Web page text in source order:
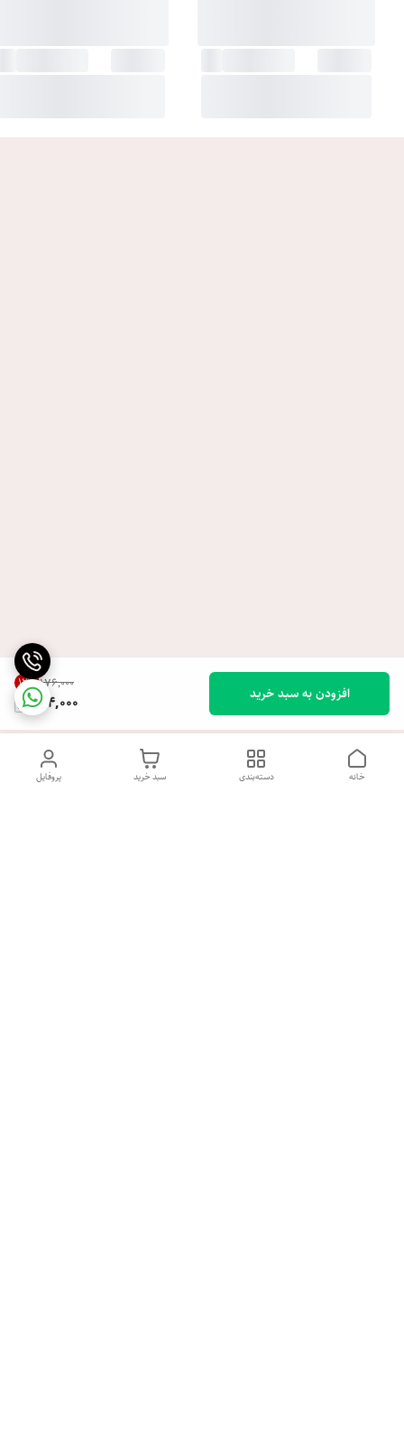
۱۷۶٬۰۰۰ 12%
154,000 افزودن به سبد خرید
پروفایل سبد خرید دسته‌بندی خانه